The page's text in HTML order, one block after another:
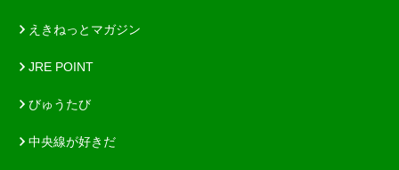
えきねっとマガジン
JRE POINT
びゅうたび
中央線が好きだ